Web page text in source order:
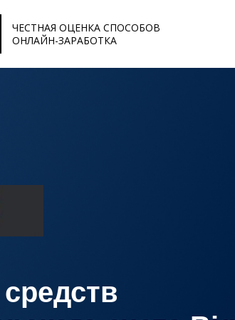
ЧЕСТНАЯ ОЦЕНКА СПОСОБОВ
ОНЛАЙН-ЗАРАБОТКА